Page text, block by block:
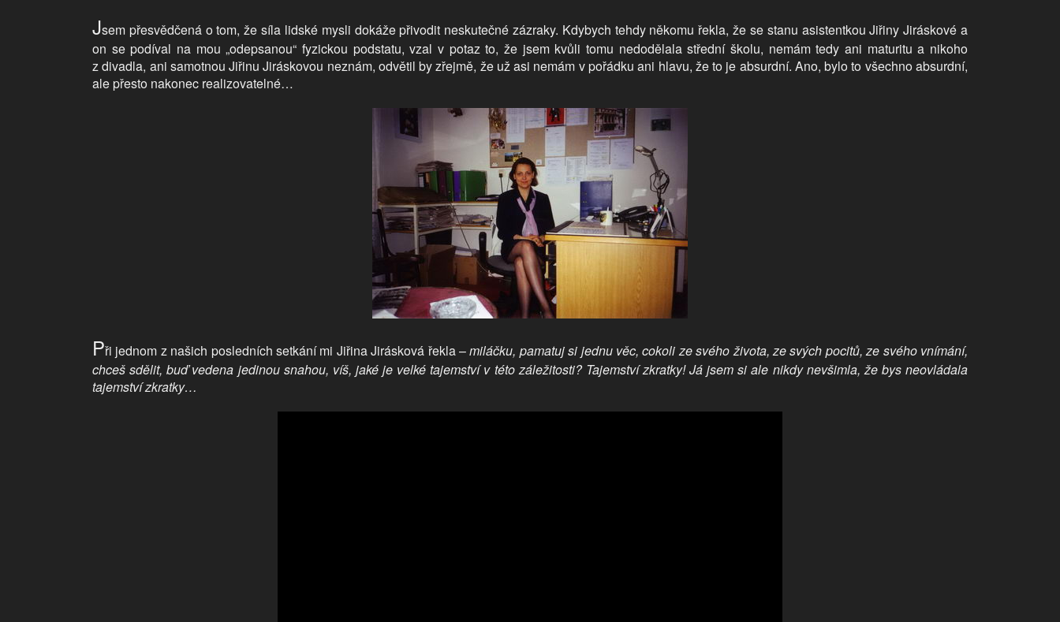
Jsem přesvědčená o tom, že síla lidské mysli dokáže přivodit neskutečné zázraky. Kdybych tehdy někomu řekla, že se stanu asistentkou Jiřiny Jiráskové a
on se podíval na mou „odepsanou“ fyzickou podstatu, vzal v potaz to, že jsem kvůli tomu nedodělala střední školu, nemám tedy ani maturitu a nikoho
z divadla, ani samotnou Jiřinu Jiráskovou neznám, odvětil by zřejmě, že už asi nemám v pořádku ani hlavu, že to je absurdní. Ano, bylo to všechno absurdní,
ale přesto nakonec realizovatelné…
Při jednom z našich posledních setkání mi Jiřina Jirásková řekla –miláčku, pamatuj si jednu věc, cokoli ze svého života, ze svých pocitů, ze svého vnímání,
chceš sdělit, buď vedena jedinou snahou, víš, jaké je velké tajemství v této záležitosti? Tajemství zkratky! Já jsem si ale nikdy nevšimla, že bys neovládala
tajemství zkratky…